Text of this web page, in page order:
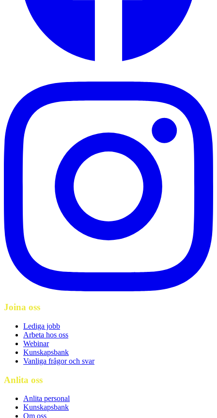
Joina oss
Lediga jobb
Arbeta hos oss
Webinar
Kunskapsbank
Vanliga frågor och svar
Anlita oss
Anlita personal
Kunskapsbank
Om oss